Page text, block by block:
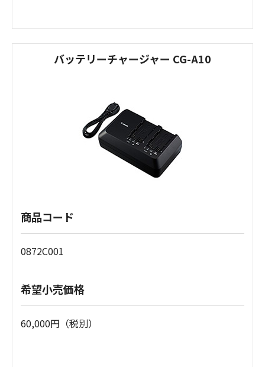
バッテリーチャージャー CG-A10
商品コード
0872C001
希望小売価格
60,000円（税別）